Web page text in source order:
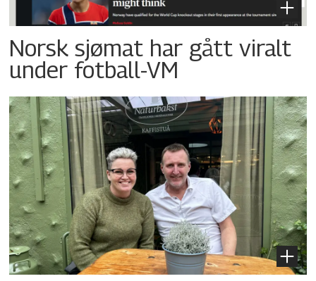
Norsk sjømat har gått viralt
under fotball-VM